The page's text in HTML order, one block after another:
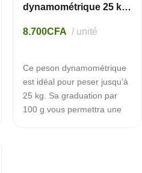
dynamométrique 25 kg
8.700CFA unité
Ce peson dynamométrique
est idéal pour peser jusqu’à
25 kg. Sa graduation par
100 g vous permettra une